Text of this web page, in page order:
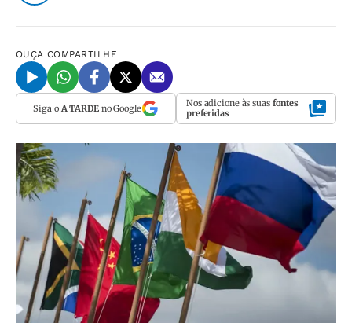
OUÇA COMPARTILHE
Siga o A TARDEno Google Nos adicione às suas fontes
preferidas